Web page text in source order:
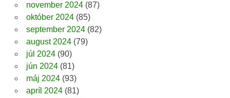
november 2024(87)
október 2024(85)
september 2024(82)
august 2024(79)
júl 2024(90)
jún 2024(81)
máj 2024(93)
apríl 2024(81)